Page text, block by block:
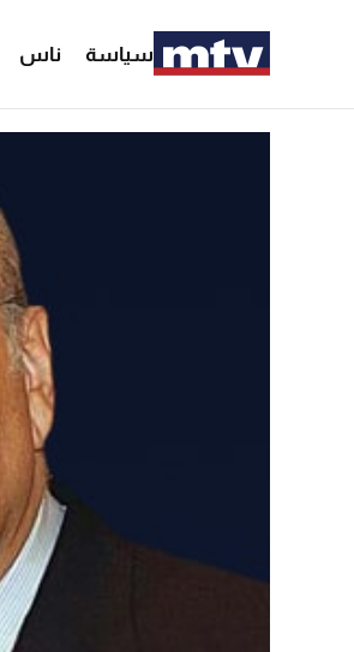
سياسة ناس